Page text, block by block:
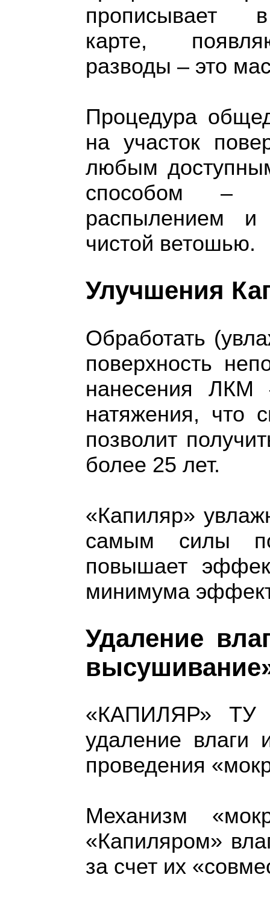
прописывает в
карте,
разводы – это
Процедура
на участок
любым
способом –
распылением и
чистой ветошью.
Улучшения
Обработать
поверхность
нанесения ЛКМ
натяжения, что
позволит
более 25 лет.
«Капиляр»
самым силы
повышает
минимума
Удаление
«КАПИЛЯР» ТУ
удаление влаги
проведения
Механизм
«Капиляром»
за счет их